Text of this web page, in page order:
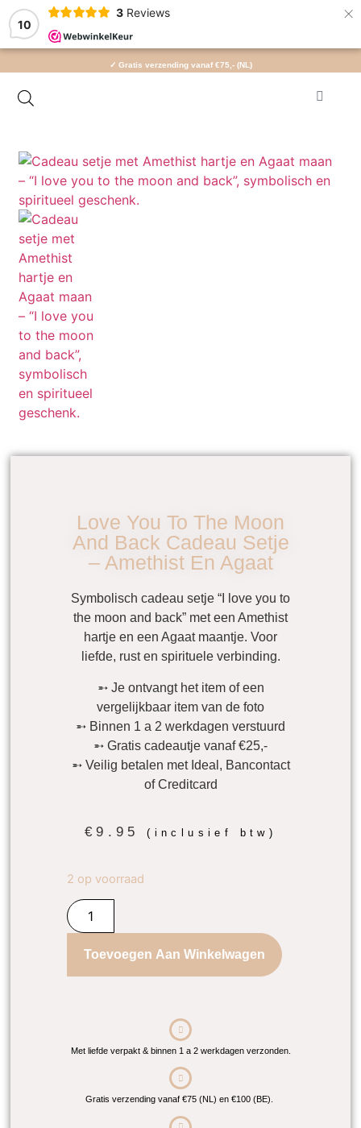
10
3 Reviews ×
✓ Gratis verzending vanaf €75,- (NL)
Love You To The Moon
And Back Cadeau Setje
– Amethist En Agaat
Symbolisch cadeau setje “I love you to
the moon and back” met een Amethist
hartje en een Agaat maantje. Voor
liefde, rust en spirituele verbinding.
➵ Je ontvangt het item of een
vergelijkbaar item van de foto
➵ Binnen 1 a 2 werkdagen verstuurd
➵ Gratis cadeautje vanaf €25,-
➵ Veilig betalen met Ideal, Bancontact
of Creditcard
€9.95 (inclusief btw)
2 op voorraad
Toevoegen Aan Winkelwagen
Met liefde verpakt & binnen 1 a 2 werkdagen verzonden.
Gratis verzending vanaf €75 (NL) en €100 (BE).